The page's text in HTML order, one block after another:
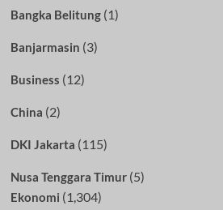
Bangka Belitung(1)
Banjarmasin (3)
Business (12)
China (2)
DKI Jakarta (115)
Nusa Tenggara Timur(5)
Ekonomi (1,304)